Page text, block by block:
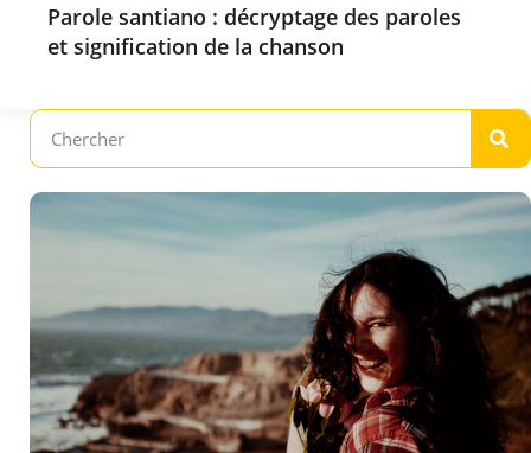
Parole santiano : décryptage des paroles
et signification de la chanson